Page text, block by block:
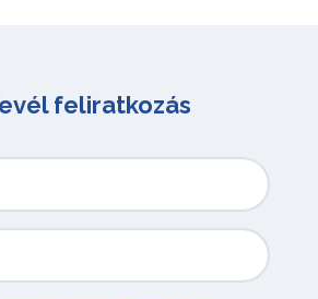
feliratkozás